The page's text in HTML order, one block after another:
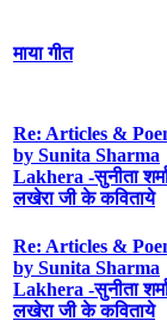
माया गीत
Re: Articles &
by Sunita Sharma
Lakhera -सुनीता
लखेरा जी के कविताये
Re: Articles &
by Sunita Sharma
Lakhera -सुनीता
लखेरा जी के कविताये